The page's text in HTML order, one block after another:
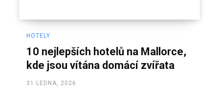
HOTELY
10 nejlepších hotelů na Mallorce,
kde jsou vítána domácí zvířata
31 LEDNA, 2026